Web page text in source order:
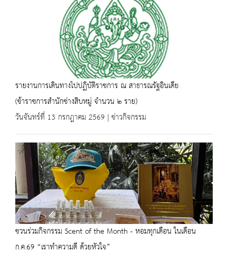
รายงานการเดินทางไปปฏิบัติราชการ ณ สาธารณรัฐอินเดีย
(ข้าราชการสำนักช่างสิบหมู่ จำนวน ๒ ราย)
วันจันทร์ที่ 13 กรกฎาคม 2569 | ข่าวกิจกรรม
ชวนร่วมกิจกรรม Scent of the Month - หอมทุกเดือน ในเดือน
ก.ค.69 “เราทำความดี ด้วยหัวใจ”